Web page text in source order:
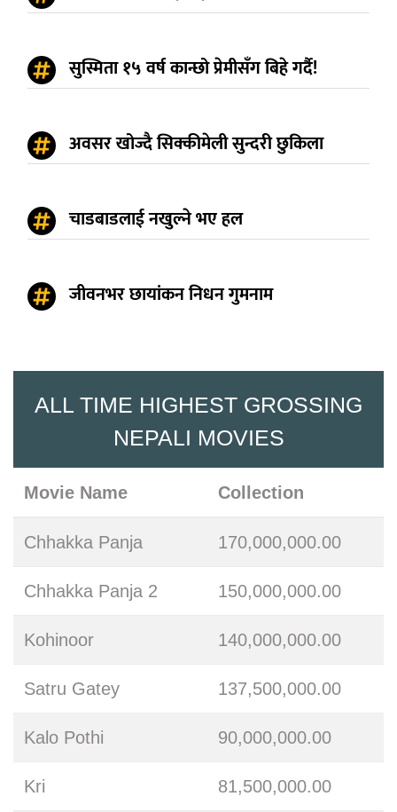
सुस्मिता १५ वर्ष कान्छो प्रेमीसँग बिहे गर्दै!
अवसर खोज्दै सिक्कीमेली सुन्दरी छुकिला
चाडबाडलाई नखुल्ने भए हल
जीवनभर छायांकन निधन गुमनाम
ALL TIME HIGHEST GROSSING
NEPALI MOVIES
Movie Name Collection
Chhakka Panja 170,000,000.00
Chhakka Panja 2 150,000,000.00
Kohinoor 140,000,000.00
Satru Gatey 137,500,000.00
Kalo Pothi 90,000,000.00
Kri 81,500,000.00